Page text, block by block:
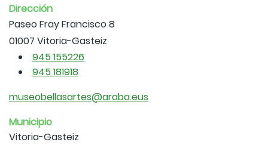
Dirección
Paseo Fray Francisco 8
01007 Vitoria-Gasteiz
945 155226
945 181918
museobellasartes@araba.eus
Municipio
Vitoria-Gasteiz